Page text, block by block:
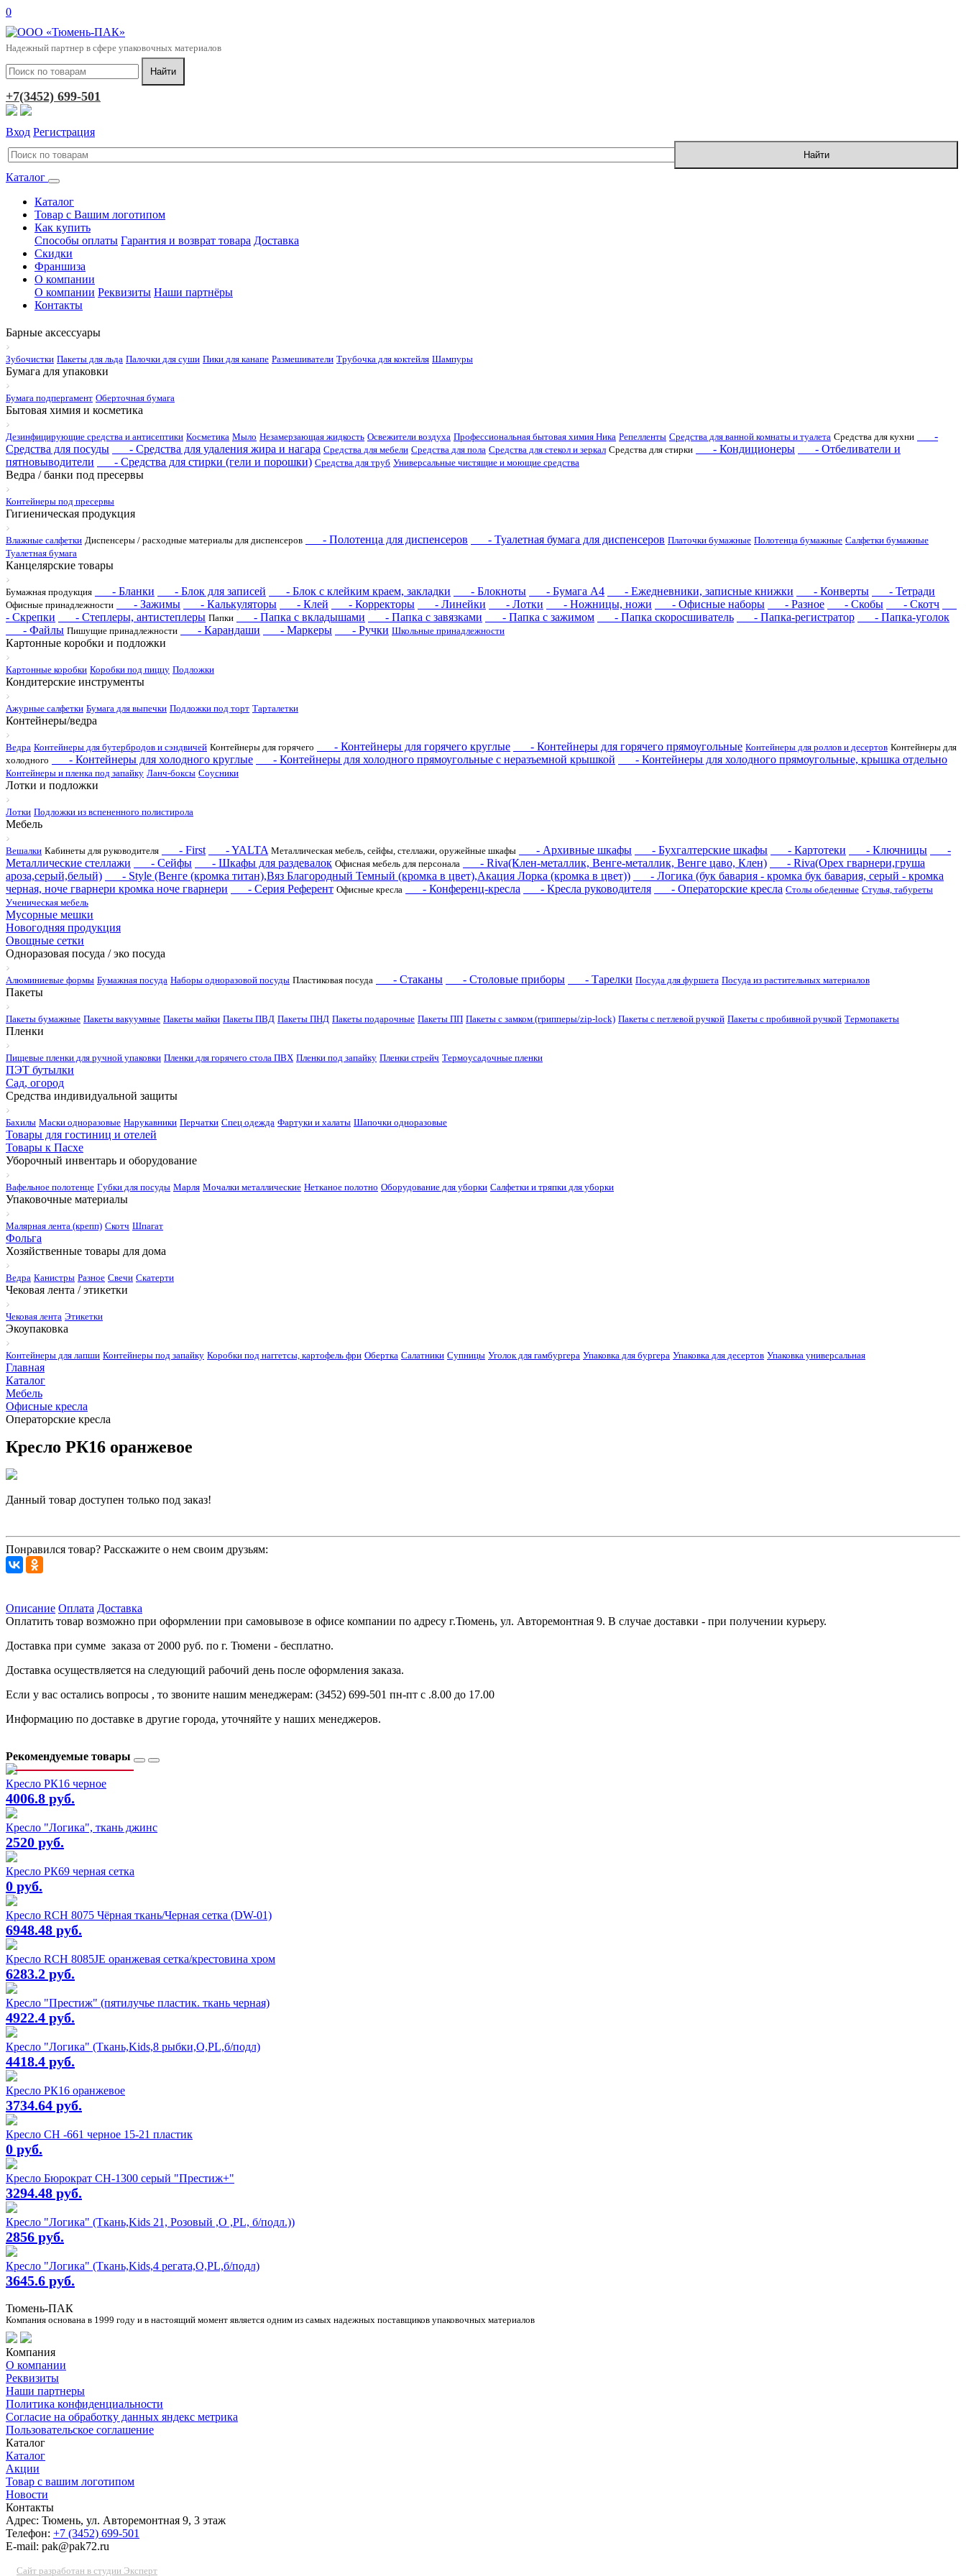
0
Надежный партнер в сфере упаковочных материалов
+7(3452) 699-501
Вход Регистрация
Каталог
Каталог
Товар с Вашим логотипом
Как купить
Способы оплаты Гарантия и возврат товара Доставка
Скидки
Франшиза
О компании
О компании Реквизиты Наши партнёры
Контакты
Барные аксессуары
Зубочистки Пакеты для льда Палочки для суши Пики для канапе Размешиватели Трубочка для коктейля Шампуры
Бумага для упаковки
Бумага подпергамент Оберточная бумага
Бытовая химия и косметика
Дезинфицирующие средства и антисептики Косметика Мыло Незамерзающая жидкость Освежители воздуха Профессиональная бытовая химия Ника Репелленты Средства для ванной комнаты и туалета Средства для кухни
-
Средства для посуды
- Средства для удаления жира и нагара Средства для мебели Средства для пола Средства для стекол и зеркал Средства для стирки - Кондиционеры
- Отбеливатели и
пятновыводители
- Средства для стирки (гели и порошки) Средства для труб Универсальные чистящие и моющие средства
Ведра / банки под пресервы
Контейнеры под пресервы
Гигиеническая продукция
Влажные салфетки Диспенсеры / расходные материалы для диспенсеров - Полотенца для диспенсеров - Туалетная бумага для диспенсеров Платочки бумажные Полотенца бумажные Салфетки бумажные
Туалетная бумага
Канцелярские товары
Бумажная продукция - Бланки - Блок для записей - Блок с клейким краем, закладки - Блокноты - Бумага А4 - Ежедневники, записные книжки - Конверты - Тетради
Офисные принадлежности - Зажимы - Калькуляторы - Клей - Корректоры - Линейки - Лотки - Ножницы, ножи - Офисные наборы - Разное - Скобы
- Скотч
- Скрепки
- Степлеры, антистеплеры Папки - Папка с вкладышами - Папка с завязками - Папка с зажимом - Папка скоросшиватель - Папка-регистратор
- Папка-уголок
- Файлы Пишущие принадлежности - Карандаши - Маркеры - Ручки Школьные принадлежности
Картонные коробки и подложки
Картонные коробки Коробки под пиццу Подложки
Кондитерские инструменты
Ажурные салфетки Бумага для выпечки Подложки под торт Тарталетки
Контейнеры/ведра
Ведра Контейнеры для бутербродов и сэндвичей Контейнеры для горячего - Контейнеры для горячего круглые - Контейнеры для горячего прямоугольные Контейнеры для роллов и десертов Контейнеры для
холодного
- Контейнеры для холодного круглые - Контейнеры для холодного прямоугольные с неразъемной крышкой - Контейнеры для холодного прямоугольные, крышка отдельно
Контейнеры и пленка под запайку Ланч-боксы Соусники
Лотки и подложки
Лотки Подложки из вспененного полистирола
Мебель
Вешалки Кабинеты для руководителя - First - YALTA Металлическая мебель, сейфы, стеллажи, оружейные шкафы - Архивные шкафы - Бухгалтерские шкафы - Картотеки - Ключницы
-
Металлические стеллажи
- Сейфы - Шкафы для раздевалок Офисная мебель для персонала - Riva(Клен-металлик, Венге-металлик, Венге цаво, Клен)
- Riva(Орех гварнери,груша
ароза,серый,белый)
- Style (Венге (кромка титан),Вяз Благородный Темный (кромка в цвет),Акация Лорка (кромка в цвет))
- Логика (бук бавария - кромка бук бавария, серый - кромка
черная, ноче гварнери кромка ноче гварнери
- Серия Референт Офисные кресла - Конференц-кресла - Кресла руководителя - Операторские кресла Столы обеденные Стулья, табуреты
Ученическая мебель
Мусорные мешки
Новогодняя продукция
Овощные сетки
Одноразовая посуда / эко посуда
Алюминиевые формы Бумажная посуда Наборы одноразовой посуды Пластиковая посуда - Стаканы - Столовые приборы - Тарелки Посуда для фуршета Посуда из растительных материалов
Пакеты
Пакеты бумажные Пакеты вакуумные Пакеты майки Пакеты ПВД Пакеты ПНД Пакеты подарочные Пакеты ПП Пакеты с замком (грипперы/zip-lock) Пакеты с петлевой ручкой Пакеты с пробивной ручкой Термопакеты
Пленки
Пищевые пленки для ручной упаковки Пленки для горячего стола ПВХ Пленки под запайку Пленки стрейч Термоусадочные пленки
ПЭТ бутылки
Сад, огород
Средства индивидуальной защиты
Бахилы Маски одноразовые Нарукавники Перчатки Спец одежда Фартуки и халаты Шапочки одноразовые
Товары для гостиниц и отелей
Товары к Пасхе
Уборочный инвентарь и оборудование
Вафельное полотенце Губки для посуды Марля Мочалки металлические Нетканое полотно Оборудование для уборки Салфетки и тряпки для уборки
Упаковочные материалы
Малярная лента (крепп) Скотч Шпагат
Фольга
Хозяйственные товары для дома
Ведра Канистры Разное Свечи Скатерти
Чековая лента / этикетки
Чековая лента Этикетки
Экоупаковка
Контейнеры для лапши Контейнеры под запайку Коробки под наггетсы, картофель фри Обертка Салатники Супницы Уголок для гамбургера Упаковка для бургера Упаковка для десертов Упаковка универсальная
Главная
Каталог
Мебель
Офисные кресла
Операторские кресла
Кресло РК16 оранжевое
Данный товар доступен только под заказ!
Понравился товар? Расскажите о нем своим друзьям:
Описание Оплата Доставка
Оплатить товар возможно при оформлении при самовывозе в офисе компании по адресу г.Тюмень, ул. Авторемонтная 9. В случае доставки - при получении курьеру.
Доставка при сумме заказа от 2000 руб. по г. Тюмени - бесплатно.
Доставка осуществляется на следующий рабочий день после оформления заказа.
Если у вас остались вопросы , то звоните нашим менеджерам: (3452) 699-501 пн-пт с .8.00 до 17.00
Информацию по доставке в другие города, уточняйте у наших менеджеров.
Рекомендуемые товары
Кресло РК16 черное
4006.8 руб.
Кресло "Логика", ткань джинс
2520 руб.
Кресло РК69 черная сетка
0 руб.
Кресло RCH 8075 Чёрная ткань/Черная сетка (DW-01)
6948.48 руб.
Кресло RCH 8085JE оранжевая сетка/крестовина хром
6283.2 руб.
Кресло "Престиж" (пятилучье пластик. ткань черная)
4922.4 руб.
Кресло "Логика" (Ткань,Kids,8 рыбки,О,PL,б/подл)
4418.4 руб.
Кресло РК16 оранжевое
3734.64 руб.
Кресло СН -661 черное 15-21 пластик
0 руб.
Кресло Бюрократ СН-1300 серый "Престиж+"
3294.48 руб.
Кресло "Логика" (Ткань,Kids 21, Розовый ,O ,PL, б/подл.))
2856 руб.
Кресло "Логика" (Ткань,Kids,4 регата,О,PL,б/подл)
3645.6 руб.
Тюмень-ПАК
Компания основана в 1999 году и в настоящий момент является одним из самых надежных поставщиков упаковочных материалов
Компания
О компании
Реквизиты
Наши партнеры
Политика конфиденциальности
Согласие на обработку данных яндекс метрика
Пользовательское соглашение
Каталог
Каталог
Акции
Товар с вашим логотипом
Новости
Контакты
Адрес: Тюмень, ул. Авторемонтная 9, 3 этаж
Телефон: +7 (3452) 699-501
E-mail: pak@pak72.ru
Сайт разработан в студии Эксперт